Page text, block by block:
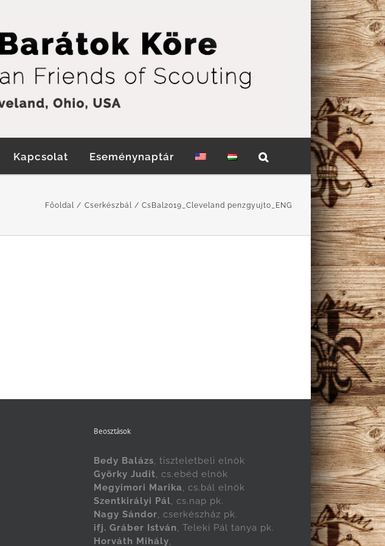
Kapcsolat Eseménynaptár
Főoldal Cserkészbál CsBal2019_Cleveland penzgyujto_ENG
Beosztások
Bedy Balázs, tiszteletbeli elnök
Györky Judit, cs.ebéd elnök
Megyimori Marika, cs.bál elnök
Szentkirályi Pál, cs.nap pk.
Nagy Sándor, cserkészház pk.
ifj. Gráber István, Teleki Pál tanya pk.
Horváth Mihály,